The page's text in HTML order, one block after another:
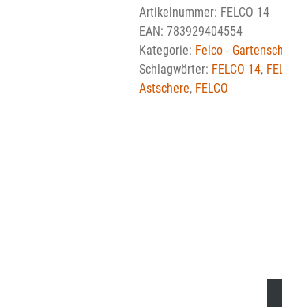
Artikelnummer: FELCO 14
EAN: 783929404554
Kategorie: Felco -
Schlagwörter: FELCO 14,
Astschere, FELCO